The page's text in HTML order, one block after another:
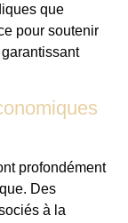
que
pour soutenir
profondément
Des
à la